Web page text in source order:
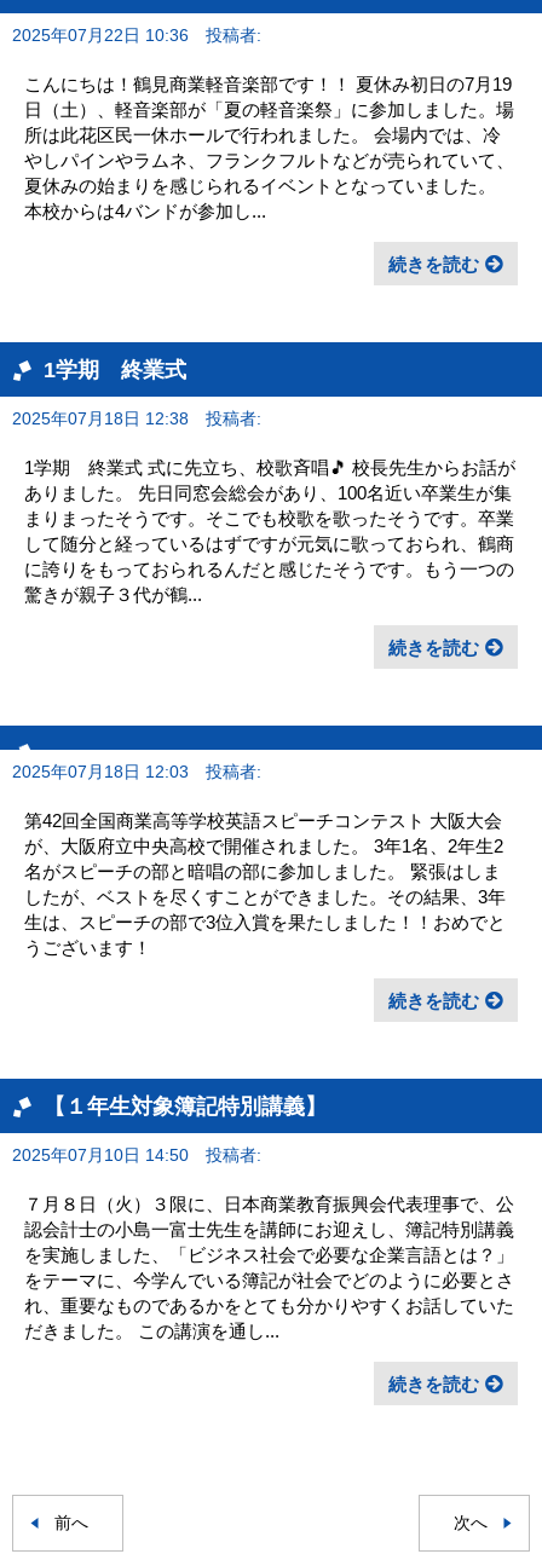
2025年07月22日 10:36 投稿者:
こんにちは！鶴見商業軽音楽部です！！ 夏休み初日の7月19
日（土）、軽音楽部が「夏の軽音楽祭」に参加しました。場
所は此花区民一休ホールで行われました。 会場内では、冷
やしパインやラムネ、フランクフルトなどが売られていて、
夏休みの始まりを感じられるイベントとなっていました。
本校からは4バンドが参加し...
続きを読む
1学期 終業式
2025年07月18日 12:38 投稿者:
1学期 終業式 式に先立ち、校歌斉唱🎵 校長先生からお話が
ありました。 先日同窓会総会があり、100名近い卒業生が集
まりまったそうです。そこでも校歌を歌ったそうです。卒業
して随分と経っているはずですが元気に歌っておられ、鶴商
に誇りをもっておられるんだと感じたそうです。もう一つの
驚きが親子３代が鶴...
続きを読む
2025年07月18日 12:03 投稿者:
第42回全国商業高等学校英語スピーチコンテスト 大阪大会
が、大阪府立中央高校で開催されました。 3年1名、2年生2
名がスピーチの部と暗唱の部に参加しました。 緊張はしま
したが、ベストを尽くすことができました。その結果、3年
生は、スピーチの部で3位入賞を果たしました！！おめでと
うございます！
続きを読む
【１年生対象簿記特別講義】
2025年07月10日 14:50 投稿者:
７月８日（火）３限に、日本商業教育振興会代表理事で、公
認会計士の小島一富士先生を講師にお迎えし、簿記特別講義
を実施しました、「ビジネス社会で必要な企業言語とは？」
をテーマに、今学んでいる簿記が社会でどのように必要とさ
れ、重要なものであるかをとても分かりやすくお話していた
だきました。 この講演を通し...
続きを読む
前へ 次へ